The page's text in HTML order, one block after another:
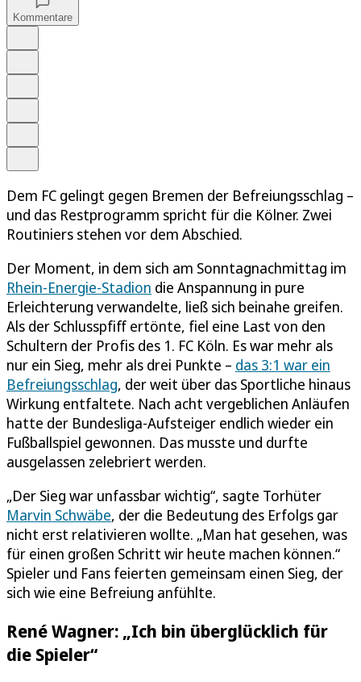
Kommentare
Dem FC gelingt gegen Bremen der Befreiungsschlag –
und das Restprogramm spricht für die Kölner. Zwei
Routiniers stehen vor dem Abschied.
Der Moment, in dem sich am Sonntagnachmittag im
Rhein-Energie-Stadion die Anspannung in pure
Erleichterung verwandelte, ließ sich beinahe greifen.
Als der Schlusspfiff ertönte, fiel eine Last von den
Schultern der Profis des 1. FC Köln. Es war mehr als
nur ein Sieg, mehr als drei Punkte – das 3:1 war ein
Befreiungsschlag, der weit über das Sportliche hinaus
Wirkung entfaltete. Nach acht vergeblichen Anläufen
hatte der Bundesliga-Aufsteiger endlich wieder ein
Fußballspiel gewonnen. Das musste und durfte
ausgelassen zelebriert werden.
„Der Sieg war unfassbar wichtig“, sagte Torhüter
Marvin Schwäbe, der die Bedeutung des Erfolgs gar
nicht erst relativieren wollte. „Man hat gesehen, was
für einen großen Schritt wir heute machen können.“
Spieler und Fans feierten gemeinsam einen Sieg, der
sich wie eine Befreiung anfühlte.
René Wagner: „Ich bin überglücklich für
die Spieler“